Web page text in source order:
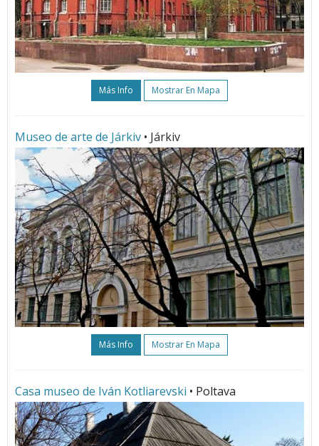
Más Info Mostrar En Mapa
Museo de arte de Járkiv • Járkiv
Más Info Mostrar En Mapa
Casa museo de Iván Kotliarevski • Poltava